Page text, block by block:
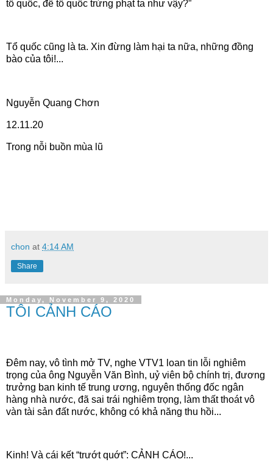
tổ quốc, để tổ quốc trừng phạt ta như vậy?”
Tổ quốc cũng là ta. Xin đừng làm hại ta nữa, những đồng
bào của tôi!...
Nguyễn Quang Chơn
12.11.20
Trong nỗi buồn mùa lũ
chon at 4:14 AM
Share
Monday, November 9, 2020
TÔI CẢNH CÁO
Đêm nay, vô tình mở TV, nghe VTV1 loan tin lỗi nghiêm
trọng của ông Nguyễn Văn Bình, uỷ viên bộ chính trị, đương
trưởng ban kinh tế trung ương, nguyên thống đốc ngân
hàng nhà nước, đã sai trái nghiêm trọng, làm thất thoát vô
vàn tài sản đất nước, không có khả năng thu hồi...
Kinh! Và cái kết “trướt quớt”: CẢNH CÁO!...